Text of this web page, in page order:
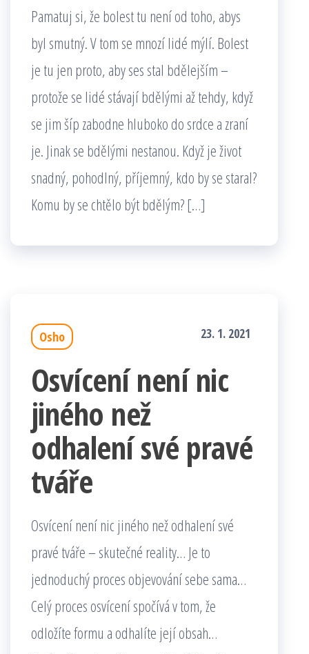
Pamatuj si, že bolest tu není od toho, abys
byl smutný. V tom se mnozí lidé mýlí. Bolest
je tu jen proto, aby ses stal bdělejším –
protože se lidé stávají bdělými až tehdy, když
se jim šíp zabodne hluboko do srdce a zraní
je. Jinak se bdělými nestanou. Když je život
snadný, pohodlný, příjemný, kdo by se staral?
Komu by se chtělo být bdělým? […]
Osho 23. 1. 2021
Osvícení není nic
jiného než
odhalení své pravé
tváře
Osvícení není nic jiného než odhalení své
pravé tváře – skutečné reality… Je to
jednoduchý proces objevování sebe sama…
Celý proces osvícení spočívá v tom, že
odložíte formu a odhalíte její obsah…